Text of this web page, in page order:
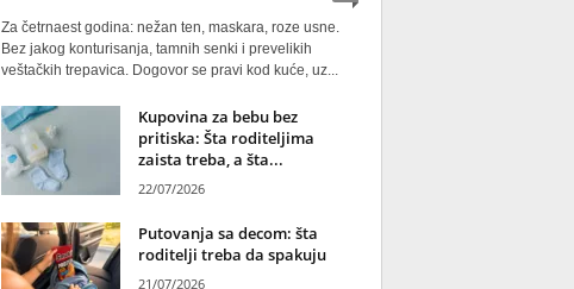
Za četrnaest godina: nežan ten, maskara, roze usne.
Bez jakog konturisanja, tamnih senki i prevelikih
veštačkih trepavica. Dogovor se pravi kod kuće, uz...
Kupovina za bebu bez
pritiska: Šta roditeljima
zaista treba, a šta...
22/07/2026
Putovanja sa decom: šta
roditelji treba da spakuju
21/07/2026